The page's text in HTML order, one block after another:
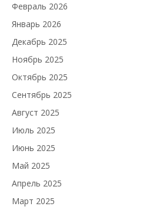
Февраль 2026
Январь 2026
Декабрь 2025
Ноябрь 2025
Октябрь 2025
Сентябрь 2025
Август 2025
Июль 2025
Июнь 2025
Май 2025
Апрель 2025
Март 2025